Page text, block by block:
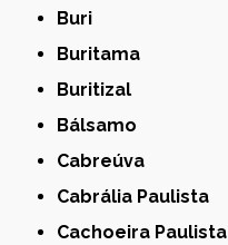
Buri
Buritama
Buritizal
Bálsamo
Cabreúva
Cabrália Paulista
Cachoeira Paulista